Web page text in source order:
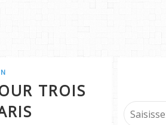
TROIS